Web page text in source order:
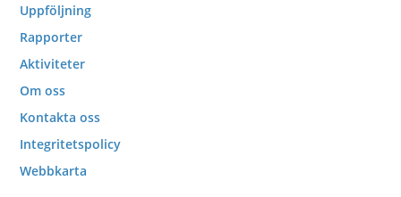
Uppföljning
Rapporter
Aktiviteter
Om oss
Kontakta oss
Integritetspolicy
Webbkarta